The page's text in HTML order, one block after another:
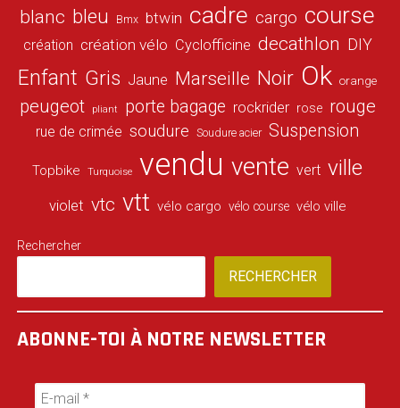
blanc bleu Bmx btwin cadre cargo course
création création vélo Cyclofficine decathlon DIY
Enfant Gris Jaune Marseille Noir Ok orange
peugeot pliant porte bagage rockrider rose rouge
rue de crimée soudure Soudure acier Suspension
Topbike Turquoise vendu vente vert ville
violet vtc vtt vélo cargo vélo course vélo ville
Rechercher
RECHERCHER
ABONNE-TOI À NOTRE NEWSLETTER